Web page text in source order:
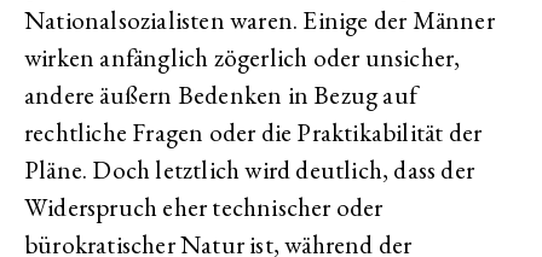
Nationalsozialisten waren. Einige der Männer
wirken anfänglich zögerlich oder unsicher,
andere äußern Bedenken in Bezug auf
rechtliche Fragen oder die Praktikabilität der
Pläne. Doch letztlich wird deutlich, dass der
Widerspruch eher technischer oder
bürokratischer Natur ist, während der